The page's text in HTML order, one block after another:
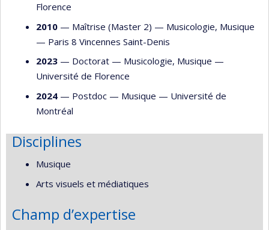
Florence
2010 — Maîtrise (Master 2) — Musicologie, Musique
— Paris 8 Vincennes Saint-Denis
2023 — Doctorat — Musicologie, Musique —
Université de Florence
2024 — Postdoc — Musique — Université de
Montréal
Disciplines
Musique
Arts visuels et médiatiques
Champ d’expertise